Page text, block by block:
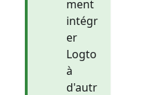
ment
intégr
er
Logto
à
d'autr